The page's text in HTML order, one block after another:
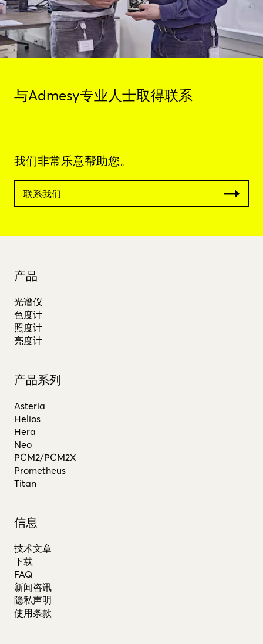
与Admesy专业人士取得联系
我们非常乐意帮助您。
联系我们
产品
光谱仪
色度计
照度计
亮度计
产品系列
Asteria
Helios
Hera
Neo
PCM2/PCM2X
Prometheus
Titan
信息
技术文章
下载
FAQ
新闻咨讯
隐私声明
使用条款